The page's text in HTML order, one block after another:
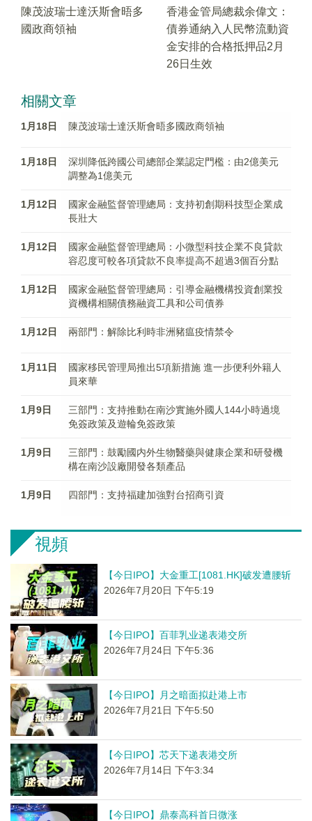
陳茂波瑞士達沃斯會晤多
國政商領袖
香港金管局總裁余偉文：
債券通納入人民幣流動資
金安排的合格抵押品2月
26日生效
相關文章
1月18日 陳茂波瑞士達沃斯會晤多國政商領袖
1月18日
深圳降低跨國公司總部企業認定門檻：由2億美元
調整為1億美元
1月12日
國家金融監督管理總局：支持初創期科技型企業成
長壯大
1月12日
國家金融監督管理總局：小微型科技企業不良貸款
容忍度可較各項貸款不良率提高不超過3個百分點
1月12日
國家金融監督管理總局：引導金融機構投資創業投
資機構相關債務融資工具和公司債券
1月12日 兩部門：解除比利時非洲豬瘟疫情禁令
1月11日
國家移民管理局推出5項新措施 進一步便利外籍人
員來華
1月9日
三部門：支持推動在南沙實施外國人144小時過境
免簽政策及遊輪免簽政策
1月9日
三部門：鼓勵國内外生物醫藥與健康企業和研發機
構在南沙設廠開發各類產品
1月9日 四部門：支持福建加強對台招商引資
視頻
【今日IPO】大金重工[1081.HK]破发遭腰斩
2026年7月20日 下午5:19
【今日IPO】百菲乳业递表港交所
2026年7月24日 下午5:36
【今日IPO】月之暗面拟赴港上市
2026年7月21日 下午5:50
【今日IPO】芯天下递表港交所
2026年7月14日 下午3:34
【今日IPO】鼎泰高科首日微涨